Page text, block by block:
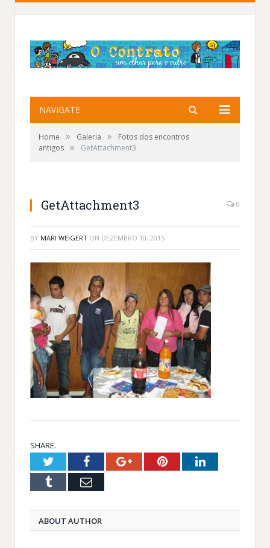
NAVIGATE
Home » Galeria »
Fotos dos encontros
antigos » GetAttachment3
GetAttachment3 0
BY MARI WEIGERT ON DEZEMBRO 10, 2015
SHARE.
TwitterFacebookGoogle+PinterestLinkedIn
Tumblr Email
ABOUT AUTHOR